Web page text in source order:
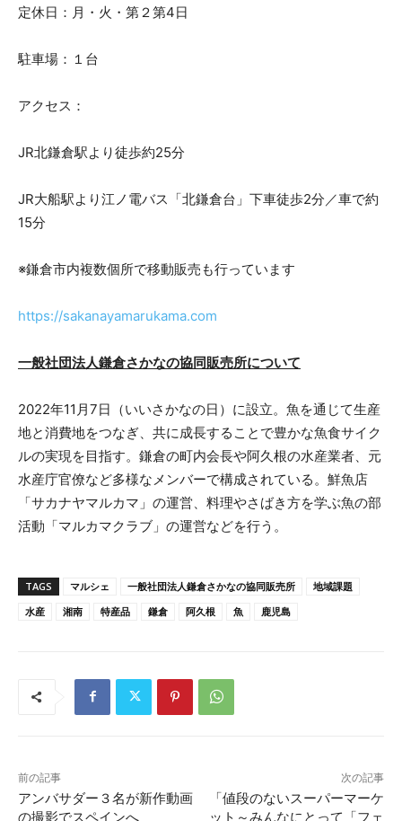
定休日：月・火・第２第4日
駐車場：１台
アクセス：
JR北鎌倉駅より徒歩約25分
JR大船駅より江ノ電バス「北鎌倉台」下車徒歩2分／車で約
15分
※鎌倉市内複数個所で移動販売も行っています
https://sakanayamarukama.com
一般社団法人鎌倉さかなの協同販売所について
2022年11月7日（いいさかなの日）に設立。魚を通じて生産
地と消費地をつなぎ、共に成長することで豊かな魚食サイク
ルの実現を目指す。鎌倉の町内会長や阿久根の水産業者、元
水産庁官僚など多様なメンバーで構成されている。鮮魚店
「サカナヤマルカマ」の運営、料理やさばき方を学ぶ魚の部
活動「マルカマクラブ」の運営などを行う。
TAGS マルシェ 一般社団法人鎌倉さかなの協同販売所
地域課題
水産
湘南 特産品 鎌倉 阿久根 魚 鹿児島
前の記事
アンバサダー３名が新作動画
の撮影でスペインへ
次の記事
「値段のないスーパーマーケ
ット～みんなにとって「フェ